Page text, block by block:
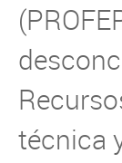
técnica